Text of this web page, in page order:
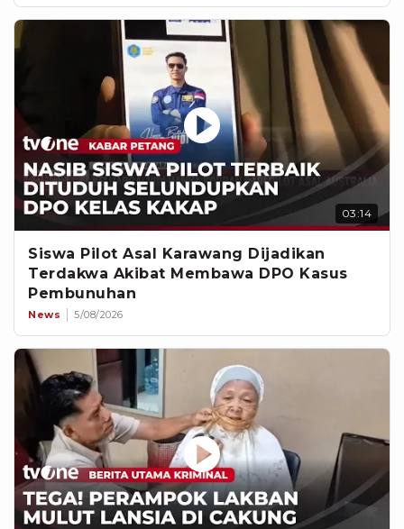
03:14
Siswa Pilot Asal Karawang Dijadikan
Terdakwa Akibat Membawa DPO Kasus
Pembunuhan
News 5/08/2026